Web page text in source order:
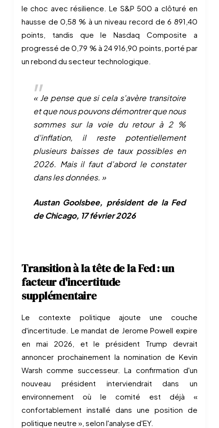
le choc avec résilience. Le S&P 500 a clôturé en
hausse de 0,58 % à un niveau record de 6 891,40
points, tandis que le Nasdaq Composite a
progressé de 0,79 % à 24 916,90 points, porté par
un rebond du secteur technologique.
« Je pense que si cela s'avère transitoire
et que nous pouvons démontrer que nous
sommes sur la voie du retour à 2 %
d'inflation, il reste potentiellement
plusieurs baisses de taux possibles en
2026. Mais il faut d'abord le constater
dans les données. »
Austan Goolsbee, président de la Fed
de Chicago, 17 février 2026
Transition à la tête de la Fed : un
facteur d'incertitude
supplémentaire
Le contexte politique ajoute une couche
d'incertitude. Le mandat de Jerome Powell expire
en mai 2026, et le président Trump devrait
annoncer prochainement la nomination de Kevin
Warsh comme successeur. La confirmation d'un
nouveau président interviendrait dans un
environnement où le comité est déjà «
confortablement installé dans une position de
politique neutre », selon l'analyse d'EY.